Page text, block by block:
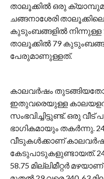
താലൂക്കിൽ ഒരു
ചങ്ങനാശേരി
കുടുംബങ്ങളിൽ നിന്നുള്ള
താലൂക്കിൽ 79
പേരുമാണുള്ളത്.
കാലവർഷം
ഇതുവരെയുള്ള
സംഭവിച്ചിട്ടുണ്ട്. ഒരു
ഭാഗികമായും തകർന്നു. 24
വീടുകൾക്കാണ്
കേടുപാടുകളുണ്ടായത്. 24
58.75 മില്ലിമീറ്റർ